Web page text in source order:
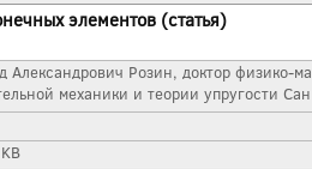
элементов (статья)
Александрович Розин, доктор физико-
механики и теории упругости